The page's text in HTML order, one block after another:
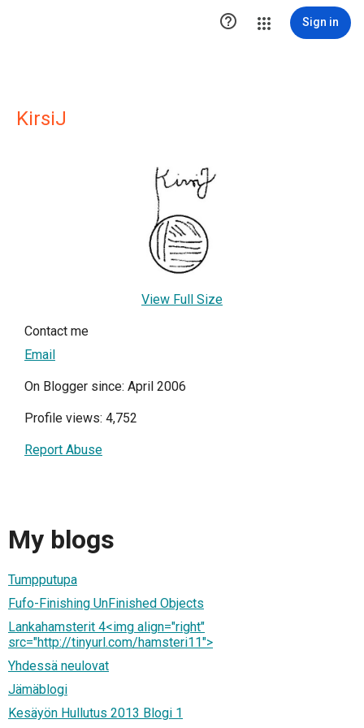
 Sign in
KirsiJ
View Full Size
Contact me
Email
On Blogger since: April 2006
Profile views: 4,752
Report Abuse
My blogs
Tumpputupa
Fufo-Finishing UnFinished Objects
Lankahamsterit 4<img align="right"
src="http://tinyurl.com/hamsteri11">
Yhdessä neulovat
Jämäblogi
Kesäyön Hullutus 2013 Blogi 1